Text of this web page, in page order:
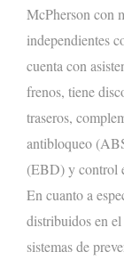
McPherson con
independientes
cuenta con
frenos, tiene
traseros,
antibloqueo
(EBD)y control
En cuanto a
distribuidos en
sistemas de